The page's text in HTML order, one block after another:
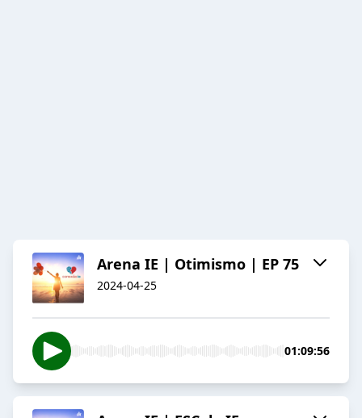
Arena IE | Otimismo | EP 75
2024-04-25
01:09:56